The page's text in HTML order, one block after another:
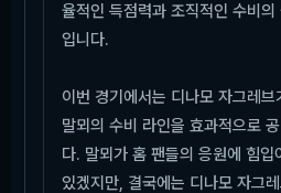
율적인 득점력과 조직적인 수비
입니다.
이번 경기에서는 디나모 자그레
말뫼의 수비 라인을 효과적으로
다. 말뫼가 홈 팬들의 응원에 힘
있겠지만, 결국에는 디나모 자그